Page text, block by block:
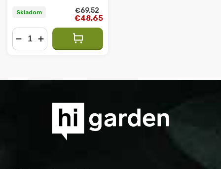
Skladom €69,52
€48,65